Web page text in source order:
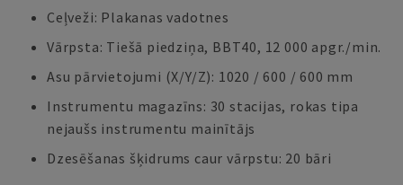
Ceļveži: Plakanas vadotnes
Vārpsta: Tiešā piedziņa, BBT40, 12 000 apgr./min.
Asu pārvietojumi (X/Y/Z): 1020 / 600 / 600 mm
Instrumentu magazīns: 30 stacijas, rokas tipa
nejaušs instrumentu mainītājs
Dzesēšanas šķidrums caur vārpstu: 20 bāri